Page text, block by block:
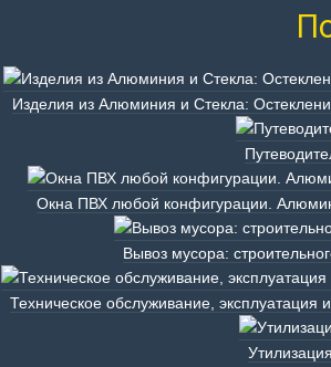
Изделия из Алюминия и Стекла:
Окна ПВХ любой конфигурации.
Вывоз мусора:
Техническое обслуживание,